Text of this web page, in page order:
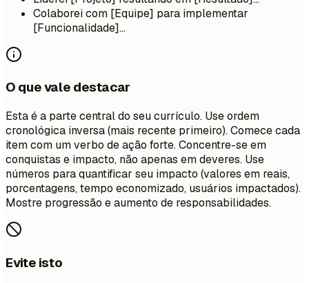
Colaborei com [Equipe] para implementar
[Funcionalidade]...
O que vale destacar
Esta é a parte central do seu currículo. Use ordem
cronológica inversa (mais recente primeiro). Comece cada
item com um verbo de ação forte. Concentre-se em
conquistas e impacto, não apenas em deveres. Use
números para quantificar seu impacto (valores em reais,
porcentagens, tempo economizado, usuários impactados).
Mostre progressão e aumento de responsabilidades.
Evite isto